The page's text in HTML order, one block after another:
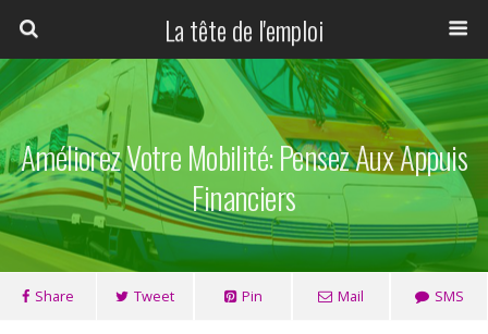
La tête de l'emploi
Améliorez Votre Mobilité: Pensez Aux Appuis
Financiers
Share Tweet Pin Mail SMS